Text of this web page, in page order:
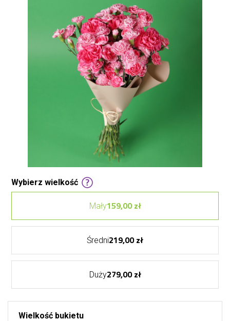
Wybierz wielkość
Mały159,00 zł
Średni219,00 zł
Duży279,00 zł
Wielkość bukietu